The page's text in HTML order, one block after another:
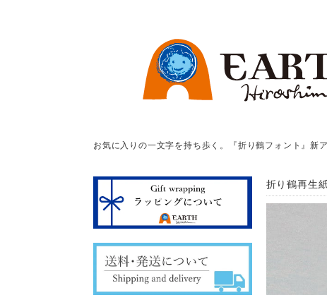
お気に入りの一文字を持ち歩く。『折り鶴フォント』新
折り鶴再生